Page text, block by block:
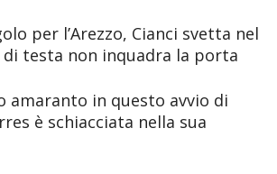
per l’Arezzo, Cianci svetta nel
di testa non inquadra la porta
amaranto in questo avvio di
è schiacciata nella sua